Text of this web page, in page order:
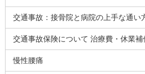
交通事故：接骨院と病院の上手な通い
交通事故保険について 治療費・休業
慢性腰痛